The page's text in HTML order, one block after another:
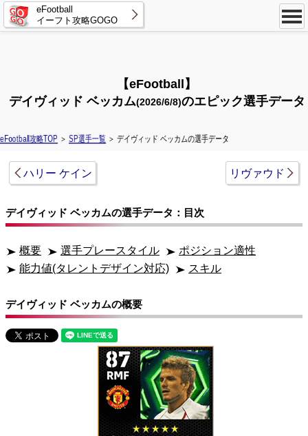
eFootball
イーフト攻略GOGO
【eFootball】
デイヴィッド ベッカム(2026/6/8)のエピック選手データ
eFootball攻略TOP ＞ SP選手一覧 ＞ デイヴィッド ベッカムの選手データ
ハリー ケイン リヴァウド
デイヴィッド ベッカムの選手データ：目次
概要 選手プレースタイル
ポジション適性
能力値(タレントデザイン対応)
スキル
デイヴィッド ベッカムの概要